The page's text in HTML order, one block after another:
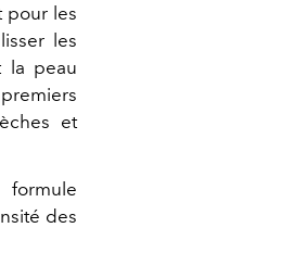
pour les
les
la peau
et
formule
des